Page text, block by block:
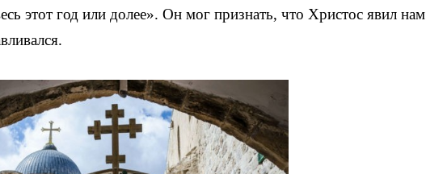
этот год или долее». Он мог признать, что Христос явил нам